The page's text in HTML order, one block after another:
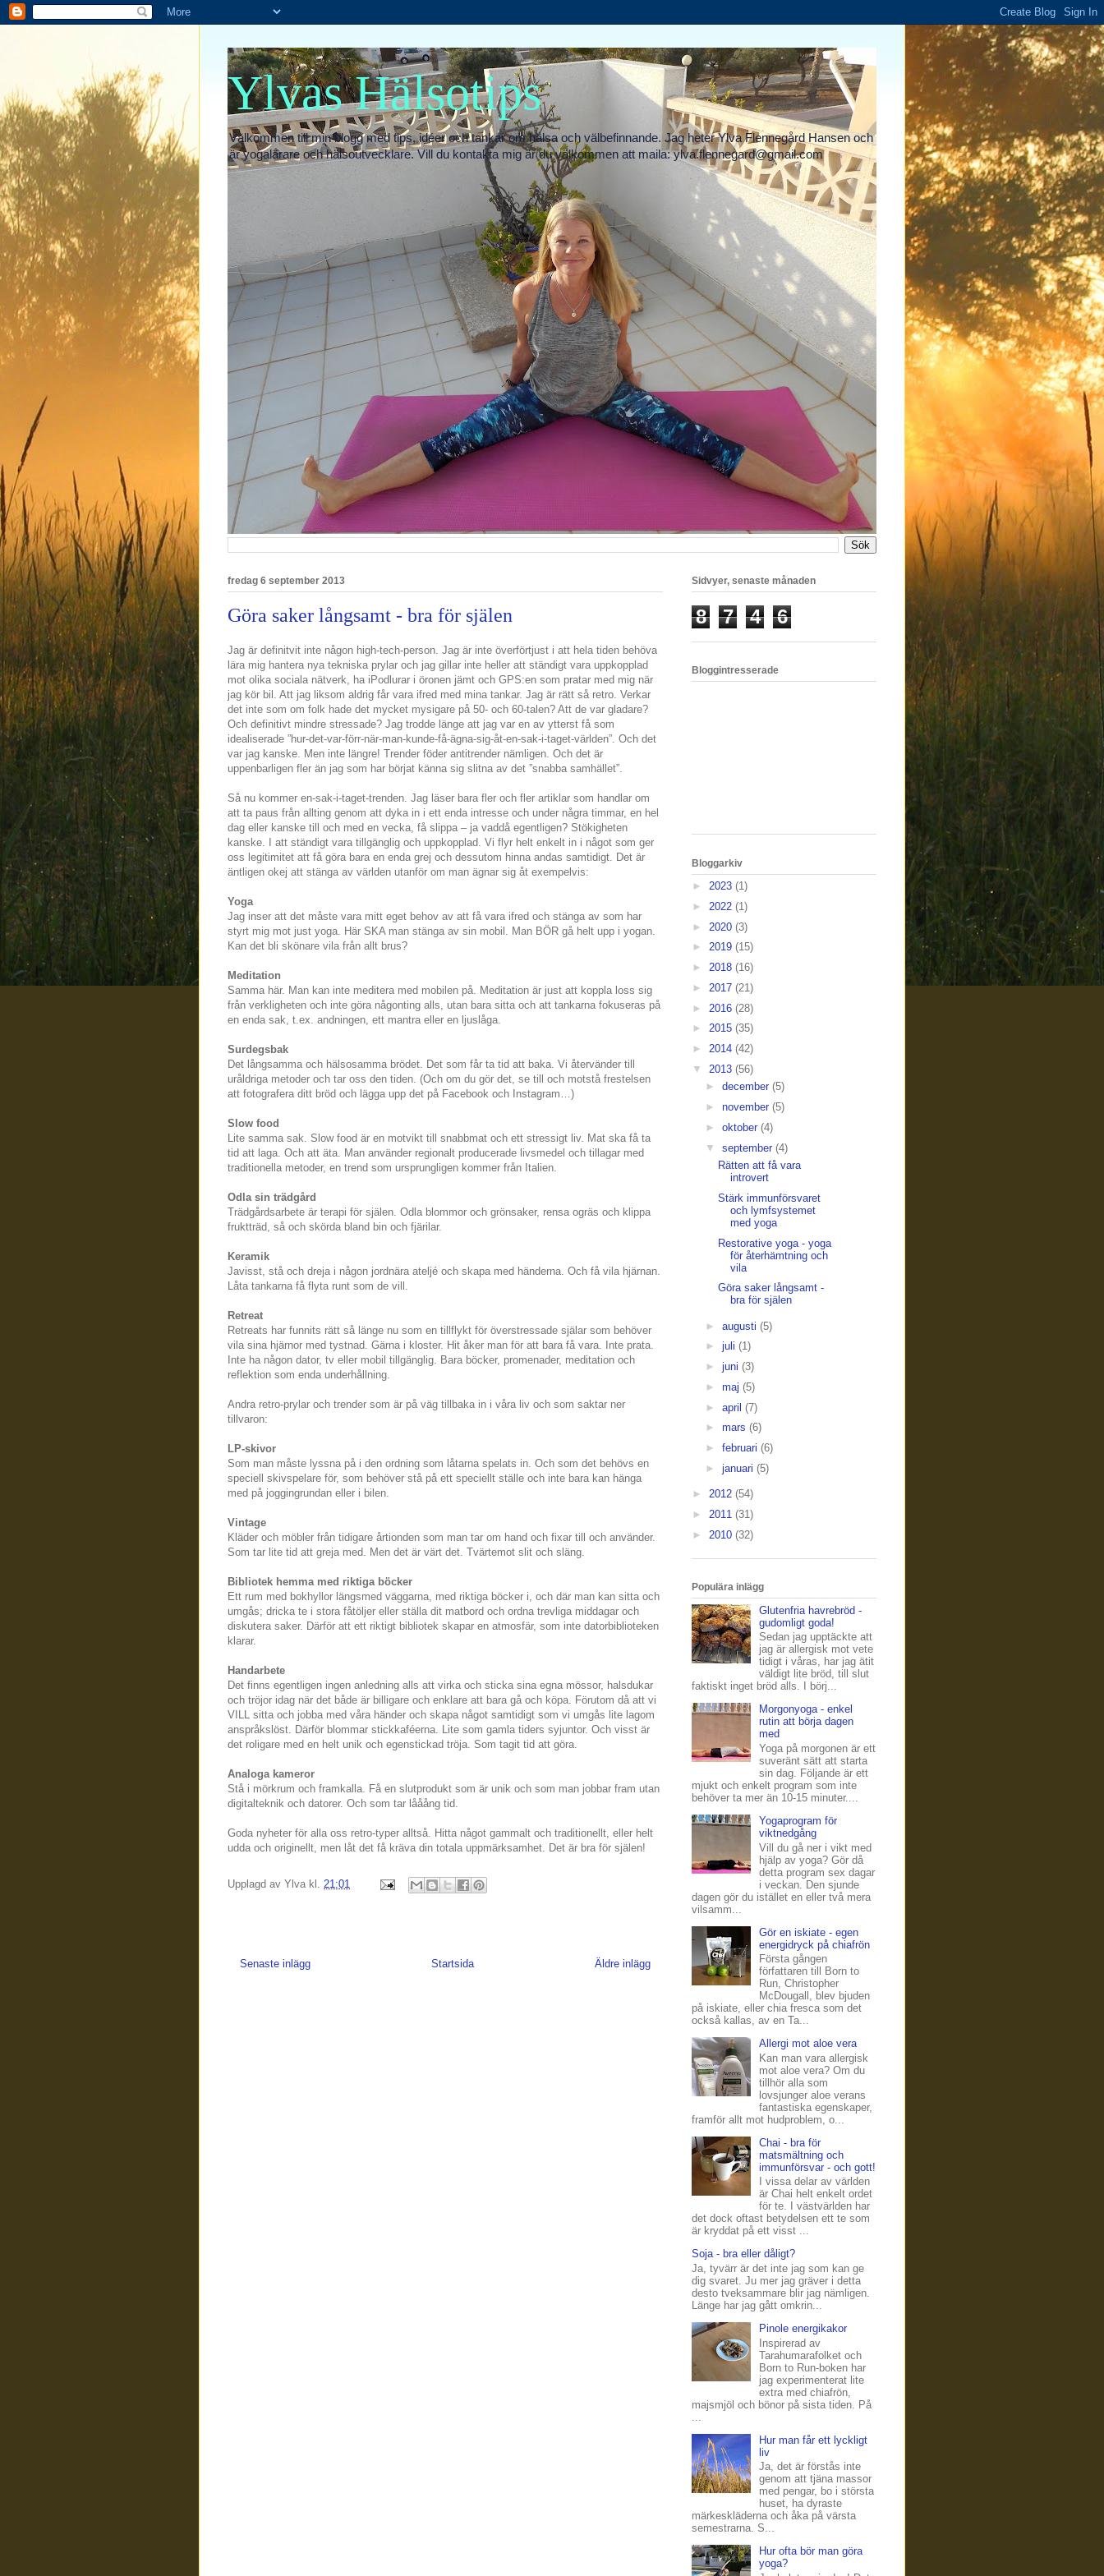
Ylvas Hälsotips
Välkommen till min blogg med tips, idéer och tankar om hälsa och välbefinnande. Jag heter Ylva Flennegård Hansen och
är yogalärare och hälsoutvecklare. Vill du kontakta mig är du välkommen att maila: ylva.flennegard@gmail.com
fredag 6 september 2013
Göra saker långsamt - bra för själen
Jag är definitvit inte någon high-tech-person. Jag är inte överförtjust i att hela tiden behöva
lära mig hantera nya tekniska prylar och jag gillar inte heller att ständigt vara uppkopplad
mot olika sociala nätverk, ha iPodlurar i öronen jämt och GPS:en som pratar med mig när
jag kör bil. Att jag liksom aldrig får vara ifred med mina tankar. Jag är rätt så retro. Verkar
det inte som om folk hade det mycket mysigare på 50- och 60-talen? Att de var gladare?
Och definitivt mindre stressade? Jag trodde länge att jag var en av ytterst få som
idealiserade ”hur-det-var-förr-när-man-kunde-få-ägna-sig-åt-en-sak-i-taget-världen”. Och det
var jag kanske. Men inte längre! Trender föder antitrender nämligen. Och det är
uppenbarligen fler än jag som har börjat känna sig slitna av det ”snabba samhället”.
Så nu kommer en-sak-i-taget-trenden. Jag läser bara fler och fler artiklar som handlar om
att ta paus från allting genom att dyka in i ett enda intresse och under några timmar, en hel
dag eller kanske till och med en vecka, få slippa – ja vaddå egentligen? Stökigheten
kanske. I att ständigt vara tillgänglig och uppkopplad. Vi flyr helt enkelt in i något som ger
oss legitimitet att få göra bara en enda grej och dessutom hinna andas samtidigt. Det är
äntligen okej att stänga av världen utanför om man ägnar sig åt exempelvis:
Yoga
Jag inser att det måste vara mitt eget behov av att få vara ifred och stänga av som har
styrt mig mot just yoga. Här SKA man stänga av sin mobil. Man BÖR gå helt upp i yogan.
Kan det bli skönare vila från allt brus?
Meditation
Samma här. Man kan inte meditera med mobilen på. Meditation är just att koppla loss sig
från verkligheten och inte göra någonting alls, utan bara sitta och att tankarna fokuseras på
en enda sak, t.ex. andningen, ett mantra eller en ljuslåga.
Surdegsbak
Det långsamma och hälsosamma brödet. Det som får ta tid att baka. Vi återvänder till
uråldriga metoder och tar oss den tiden. (Och om du gör det, se till och motstå frestelsen
att fotografera ditt bröd och lägga upp det på Facebook och Instagram…)
Slow food
Lite samma sak. Slow food är en motvikt till snabbmat och ett stressigt liv. Mat ska få ta
tid att laga. Och att äta. Man använder regionalt producerade livsmedel och tillagar med
traditionella metoder, en trend som ursprungligen kommer från Italien.
Odla sin trädgård
Trädgårdsarbete är terapi för själen. Odla blommor och grönsaker, rensa ogräs och klippa
fruktträd, så och skörda bland bin och fjärilar.
Keramik
Javisst, stå och dreja i någon jordnära ateljé och skapa med händerna. Och få vila hjärnan.
Låta tankarna få flyta runt som de vill.
Retreat
Retreats har funnits rätt så länge nu som en tillflykt för överstressade själar som behöver
vila sina hjärnor med tystnad. Gärna i kloster. Hit åker man för att bara få vara. Inte prata.
Inte ha någon dator, tv eller mobil tillgänglig. Bara böcker, promenader, meditation och
reflektion som enda underhållning.
Andra retro-prylar och trender som är på väg tillbaka in i våra liv och som saktar ner
tillvaron:
LP-skivor
Som man måste lyssna på i den ordning som låtarna spelats in. Och som det behövs en
speciell skivspelare för, som behöver stå på ett speciellt ställe och inte bara kan hänga
med på joggingrundan eller i bilen.
Vintage
Kläder och möbler från tidigare årtionden som man tar om hand och fixar till och använder.
Som tar lite tid att greja med. Men det är värt det. Tvärtemot slit och släng.
Bibliotek hemma med riktiga böcker
Ett rum med bokhyllor längsmed väggarna, med riktiga böcker i, och där man kan sitta och
umgås; dricka te i stora fåtöljer eller ställa dit matbord och ordna trevliga middagar och
diskutera saker. Därför att ett riktigt bibliotek skapar en atmosfär, som inte datorbiblioteken
klarar.
Handarbete
Det finns egentligen ingen anledning alls att virka och sticka sina egna mössor, halsdukar
och tröjor idag när det både är billigare och enklare att bara gå och köpa. Förutom då att vi
VILL sitta och jobba med våra händer och skapa något samtidigt som vi umgås lite lagom
anspråkslöst. Därför blommar stickkaféerna. Lite som gamla tiders syjuntor. Och visst är
det roligare med en helt unik och egenstickad tröja. Som tagit tid att göra.
Analoga kameror
Stå i mörkrum och framkalla. Få en slutprodukt som är unik och som man jobbar fram utan
digitalteknik och datorer. Och som tar lååång tid.
Goda nyheter för alla oss retro-typer alltså. Hitta något gammalt och traditionellt, eller helt
udda och originellt, men låt det få kräva din totala uppmärksamhet. Det är bra för själen!
Upplagd av Ylva kl. 21:01
Senaste inlägg Äldre inlägg
Startsida
Sidvyer, senaste månaden
8 7 4 6
Bloggintresserade
Bloggarkiv
► 2023 (1)
► 2022 (1)
► 2020 (3)
► 2019 (15)
► 2018 (16)
► 2017 (21)
► 2016 (28)
► 2015 (35)
► 2014 (42)
▼ 2013 (56)
► december (5)
► november (5)
► oktober (4)
▼ september (4)
Rätten att få vara
introvert
Stärk immunförsvaret
och lymfsystemet
med yoga
Restorative yoga - yoga
för återhämtning och
vila
Göra saker långsamt -
bra för själen
► augusti (5)
► juli (1)
► juni (3)
► maj (5)
► april (7)
► mars (6)
► februari (6)
► januari (5)
► 2012 (54)
► 2011 (31)
► 2010 (32)
Populära inlägg
Glutenfria havrebröd -
gudomligt goda!
Sedan jag upptäckte att
jag är allergisk mot vete
tidigt i våras, har jag ätit
väldigt lite bröd, till slut
faktiskt inget bröd alls. I börj...
Morgonyoga - enkel
rutin att börja dagen
med
Yoga på morgonen är ett
suveränt sätt att starta
sin dag. Följande är ett
mjukt och enkelt program som inte
behöver ta mer än 10-15 minuter....
Yogaprogram för
viktnedgång
Vill du gå ner i vikt med
hjälp av yoga? Gör då
detta program sex dagar
i veckan. Den sjunde
dagen gör du istället en eller två mera
vilsamm...
Gör en iskiate - egen
energidryck på chiafrön
Första gången
författaren till Born to
Run, Christopher
McDougall, blev bjuden
på iskiate, eller chia fresca som det
också kallas, av en Ta...
Allergi mot aloe vera
Kan man vara allergisk
mot aloe vera? Om du
tillhör alla som
lovsjunger aloe verans
fantastiska egenskaper,
framför allt mot hudproblem, o...
Chai - bra för
matsmältning och
immunförsvar - och gott!
I vissa delar av världen
är Chai helt enkelt ordet
för te. I västvärlden har
det dock oftast betydelsen ett te som
är kryddat på ett visst ...
Soja - bra eller dåligt?
Ja, tyvärr är det inte jag som kan ge
dig svaret. Ju mer jag gräver i detta
desto tveksammare blir jag nämligen.
Länge har jag gått omkrin...
Pinole energikakor
Inspirerad av
Tarahumarafolket och
Born to Run-boken har
jag experimenterat lite
extra med chiafrön,
majsmjöl och bönor på sista tiden. På
Hur man får ett lyckligt
liv
Ja, det är förstås inte
genom att tjäna massor
med pengar, bo i största
huset, ha dyraste
märkeskläderna och åka på värsta
semestrarna. S...
Hur ofta bör man göra
yoga?